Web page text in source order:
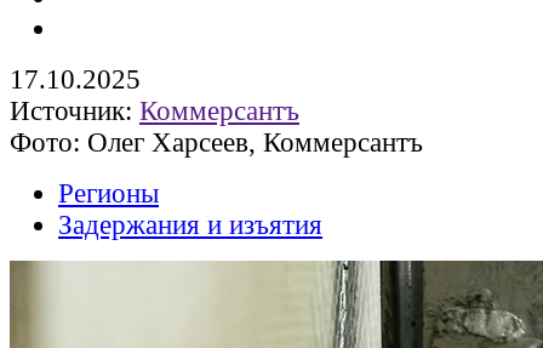
17.10.2025
Источник: Коммерсантъ
Фото: Олег Харсеев, Коммерсантъ
Регионы
Задержания и изъятия